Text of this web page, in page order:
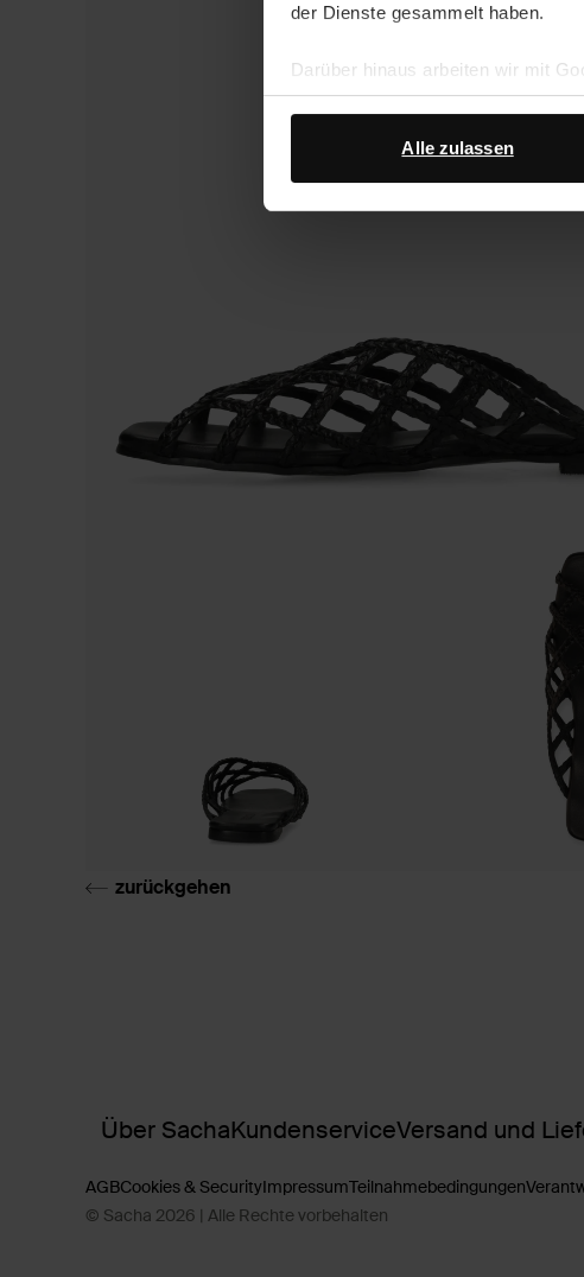
der Dienste gesammelt haben.
Darüber hinaus arbeiten wir mit
Google Ihre personenbezogenen
Alle zulassen
zurückgehen
Über SachaKundenserviceVersand und
AGBCookies & SecurityImpressumTeilnahmebedingungen
© Sacha 2026 | Alle Rechte vorbehalten